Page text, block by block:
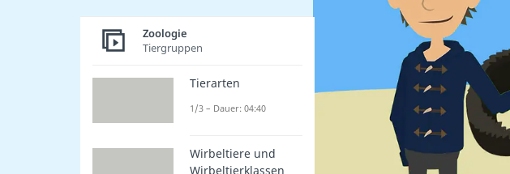
Zoologie
Tiergruppen
Tierarten
1/3 – Dauer: 04:40
Wirbeltiere und
Wirbeltierklassen